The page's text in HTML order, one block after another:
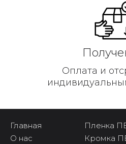
Оплата и
Главная
О нас
Пленка
Кромка